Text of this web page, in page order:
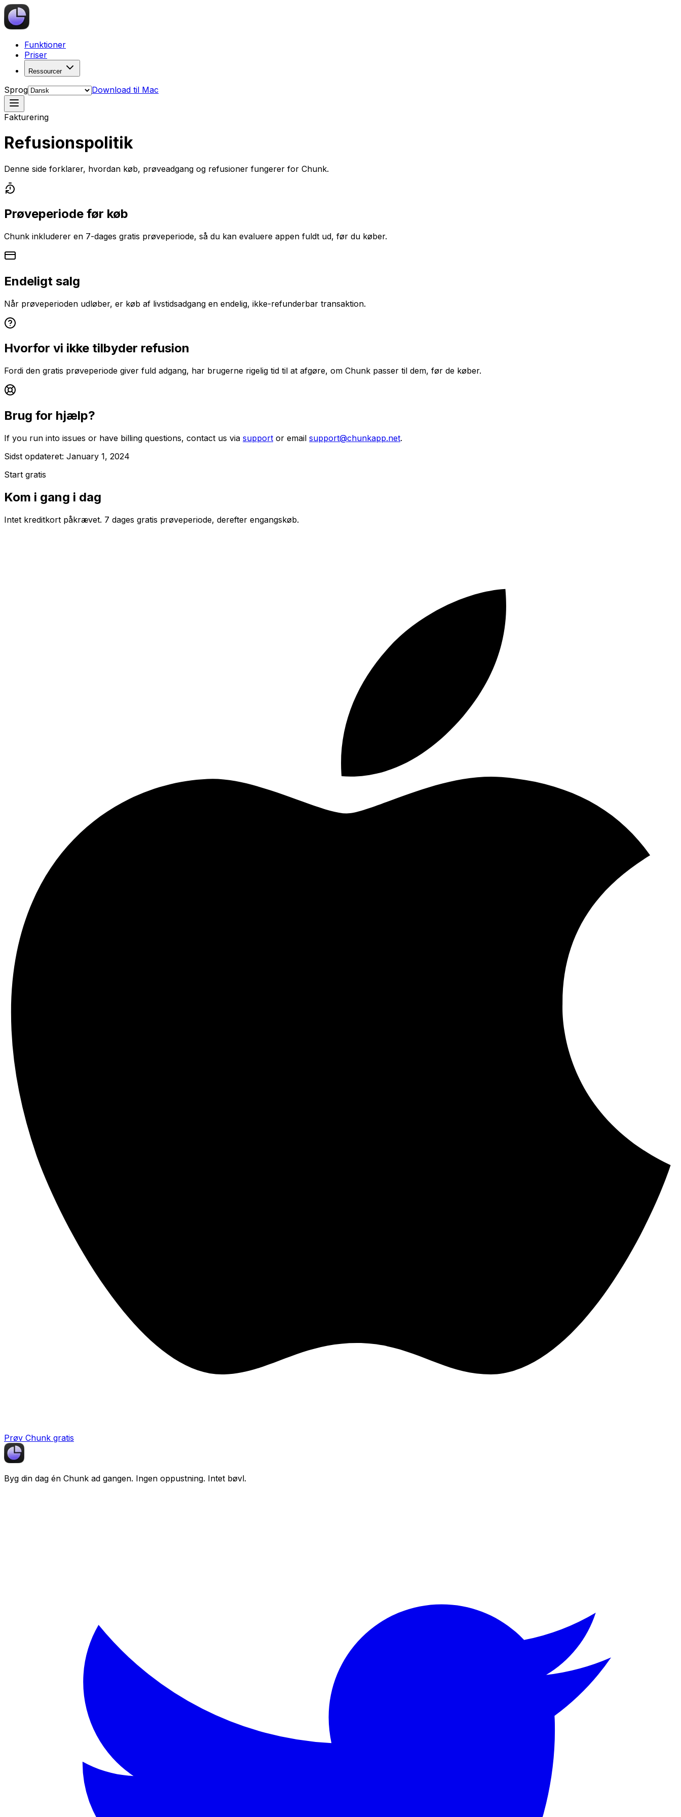
Funktioner
Priser
Ressourcer
Sprog Download til Mac
Fakturering
Refusionspolitik
Denne side forklarer, hvordan køb, prøveadgang og refusioner fungerer for Chunk.
Prøveperiode før køb
Chunk inkluderer en 7-dages gratis prøveperiode, så du kan evaluere appen fuldt ud, før du køber.
Endeligt salg
Når prøveperioden udløber, er køb af livstidsadgang en endelig, ikke-refunderbar transaktion.
Hvorfor vi ikke tilbyder refusion
Fordi den gratis prøveperiode giver fuld adgang, har brugerne rigelig tid til at afgøre, om Chunk passer til dem, før de køber.
Brug for hjælp?
If you run into issues or have billing questions, contact us via support or email support@chunkapp.net.
Sidst opdateret: January 1, 2024
Start gratis
Kom i gang i dag
Intet kreditkort påkrævet. 7 dages gratis prøveperiode, derefter engangskøb.
Prøv Chunk gratis
Byg din dag én Chunk ad gangen. Ingen oppustning. Intet bøvl.